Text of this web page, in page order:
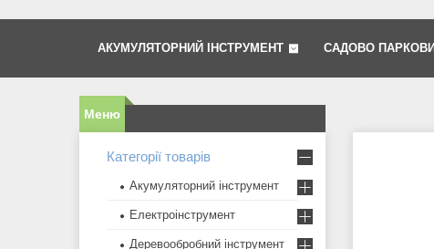
АКУМУЛЯТОРНИЙ ІНСТРУМЕНТ САДОВО
Категорії товарів
Акумуляторний інструмент
Електроінструмент
Деревообробний інструмент